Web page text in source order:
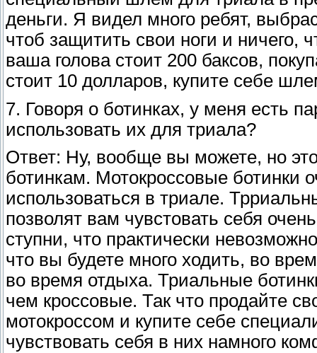
деньги. Я видел много ребят,
чтоб защитить свои ноги и ничего,
ваша голова стоит 200 баксов,
стоит 10 долларов, купите себе
7. Говоря о ботинках, у меня есть
использовать их для триала?
Ответ: Ну, вообще вы можете, но
ботинкам. Мотокроссовые ботинки
использоваться в триале.
позволят вам чувстовать себя
ступни, что практически
что вы будете много ходить, во
во время отдыха. Триальные
чем кроссовые. Так что продайте
мотокроссом и купите себе
чувствовать себя в них намного